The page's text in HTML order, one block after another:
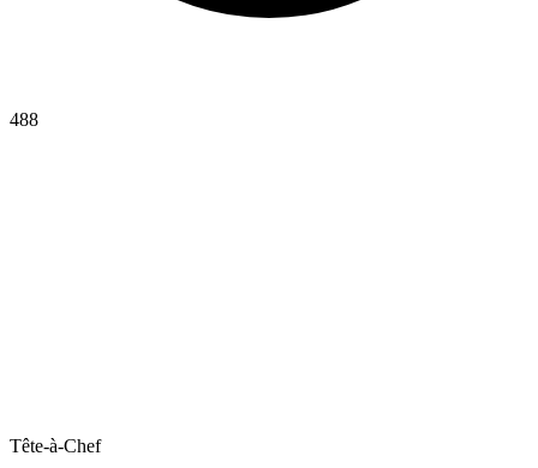
488
Tête-à-Chef